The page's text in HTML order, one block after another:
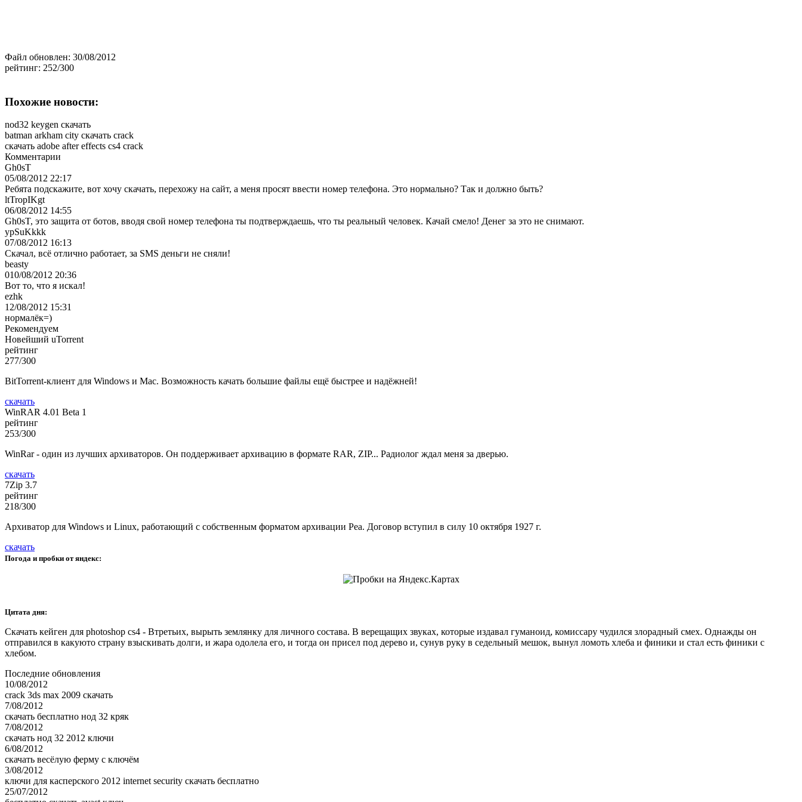
Файл обновлен: 30/08/2012
рейтинг: 252/300
Похожие новости:
nod32 keygen скачать
batman arkham city скачать crack
скачать adobe after effects cs4 crack
Комментарии
Gh0sT
05/08/2012 22:17
Ребята подскажите, вот хочу скачать, перехожу на сайт, а меня просят ввести номер телефона. Это нормально? Так и должно быть?
ltTropIKgt
06/08/2012 14:55
Gh0sT, это защита от ботов, вводя свой номер телефона ты подтверждаешь, что ты реальный человек. Качай смело! Денег за это не снимают.
ypSuKkkk
07/08/2012 16:13
Скачал, всё отлично работает, за SMS деньги не сняли!
beasty
010/08/2012 20:36
Вот то, что я искал!
ezhk
12/08/2012 15:31
нормалёк=)
Рекомендуем
Новейший uTorrent
рейтинг
277/300
BitTorrent-клиент для Windows и Mac. Возможность качать большие файлы ещё быстрее и надёжней!
скачать
WinRAR 4.01 Beta 1
рейтинг
253/300
WinRar - один из лучших архиваторов. Он поддерживает архивацию в формате RAR, ZIP... Радиолог ждал меня за дверью.
скачать
7Zip 3.7
рейтинг
218/300
Архиватор для Windows и Linux, работающий с собственным форматом архивации Pea. Договор вступил в силу 10 октября 1927 г.
скачать
Погода и пробки от яндекс:
Цитата дня:
Скачать кейген для photoshop cs4 - Втретьих, вырыть землянку для личного состава. В верещащих звуках, которые издавал гуманоид, комиссару чудился злорадный смех. Однажды он
отправился в какуюто страну взыскивать долги, и жара одолела его, и тогда он присел под дерево и, сунув руку в седельный мешок, вынул ломоть хлеба и финики и стал есть финики с
хлебом.
Последние обновления
10/08/2012
crack 3ds max 2009 скачать
7/08/2012
скачать бесплатно нод 32 кряк
7/08/2012
скачать нод 32 2012 ключи
6/08/2012
скачать весёлую ферму с ключём
3/08/2012
ключи для касперского 2012 internet security скачать бесплатно
25/07/2012